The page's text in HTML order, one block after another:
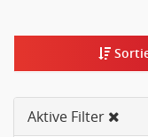
Aktive Filter